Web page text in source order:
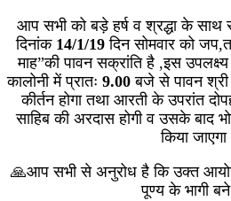
आप सभी को बड़े हर्ष व श्रद्धा के साथ
दिनांक 14/1/19 दिन सोमवार को
माह”की पावन सक्रांति है ,इस
कालोनी में प्रातः 9.00 बजे से पावन श्री
कीर्तन होगा तथा आरती के उपरांत
साहिब की अरदास होगी व उसके बाद
किया
🙏आप सभी से अनुरोध है कि उक्त
पूण्य के भागी